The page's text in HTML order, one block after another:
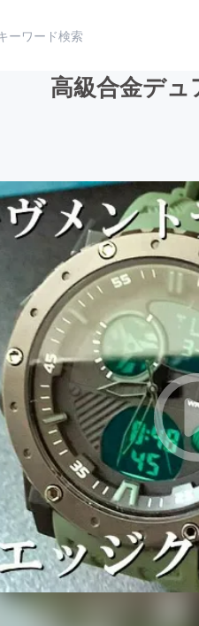
アート・写真
テクノロジー・ガジェット
映像・映画
ビジネス・起業
まちづくり・地域活性化
高級合金デュ